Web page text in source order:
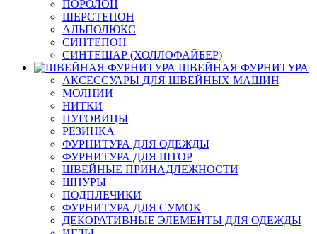
ПОРОЛОН
ШЕРСТЕПОН
АЛЬПОЛЮКС
СИНТЕПОН
СИНТЕШАР (ХОЛЛОФАЙБЕР)
ШВЕЙНАЯ ФУРНИТУРА
АКСЕССУАРЫ ДЛЯ ШВЕЙНЫХ МАШИН
МОЛНИИ
НИТКИ
ПУГОВИЦЫ
РЕЗИНКА
ФУРНИТУРА ДЛЯ ОДЕЖДЫ
ФУРНИТУРА ДЛЯ ШТОР
ШВЕЙНЫЕ ПРИНАДЛЕЖНОСТИ
ШНУРЫ
ПОДПЛЕЧИКИ
ФУРНИТУРА ДЛЯ СУМОК
ДЕКОРАТИВНЫЕ ЭЛЕМЕНТЫ ДЛЯ ОДЕЖДЫ